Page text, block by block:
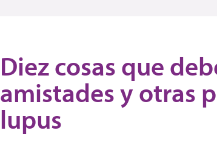
Diez cosas que
amistades y otras
lupus